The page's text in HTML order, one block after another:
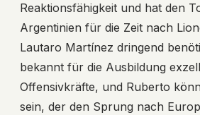
Reaktionsfähigkeit und hat den
Argentinien für die Zeit nach
Lautaro Martínez dringend
bekannt für die Ausbildung
Offensivkräfte, und Ruberto
sein, der den Sprung nach